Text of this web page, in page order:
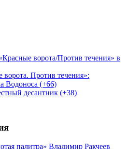
ворота/Против течения» в
Против течения»:
Водоноса (+66)
десантник (+38)